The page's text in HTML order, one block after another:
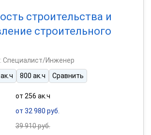
строительства и
строительного
Специалист/Инженер
800 ак.ч Сравнить
от 256 ак.ч
от 32 980 руб.
39 910 руб.